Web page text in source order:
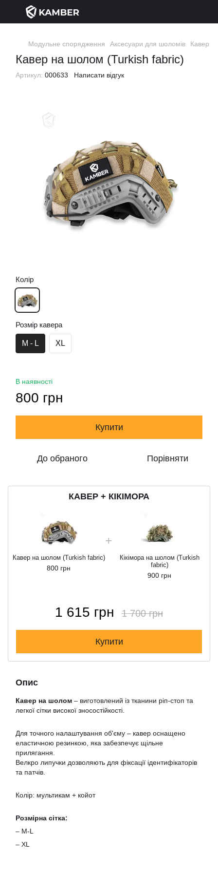
Модульне спорядження Аксесуари для шоломів Кавер
Кавер на шолом (Turkish fabric)
Артикул: 000633 Написати відгук
Колір
Розмір кавера
M - L XL
В наявності
800 грн
Купити
До обраного Порівняти
КАВЕР + КІКІМОРА
Кавер на шолом (Turkish fabric)
800 грн
Кікімора на шолом (Turkish
fabric)
900 грн
1 615 грн 1 700 грн
Купити
Опис
Кавер на шолом – виготовлений із тканини ріп-стоп та
легкої сітки високої зносостійкості.
Для точного налаштування об'єму – кавер оснащено
еластичною резинкою, яка забезпечує щільне
прилягання.
Велкро липучки дозволяють для фіксації ідентифікаторів
та патчів.
Колір: мультикам + койот
Розмірна сітка:
– M-L
– XL